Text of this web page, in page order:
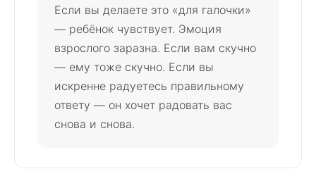
Если вы делаете это «для галочки»
— ребёнок чувствует. Эмоция
взрослого заразна. Если вам скучно
— ему тоже скучно. Если вы
искренне радуетесь правильному
ответу — он хочет радовать вас
снова и снова.